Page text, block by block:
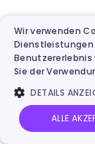
erstellen>>
Warum
Wir verwenden
Sie der
DETAILS
ALLE